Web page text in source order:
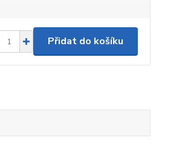
Přidat do košíku